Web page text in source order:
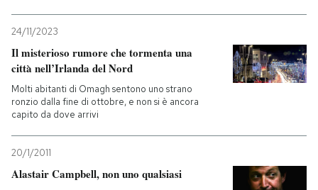
24/11/2023
Il misterioso rumore che tormenta una
città nell’Irlanda del Nord
Molti abitanti di Omagh sentono uno strano
ronzio dalla fine di ottobre, e non si è ancora
capito da dove arrivi
20/1/2011
Alastair Campbell, non uno qualsiasi